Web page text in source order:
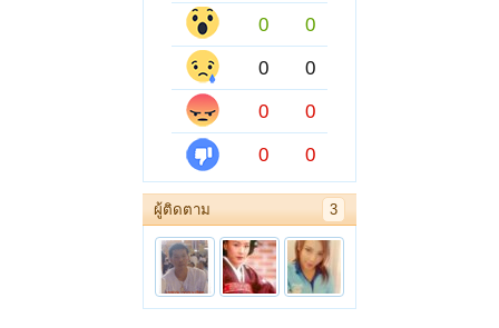
0
0
0
0
0
0
0
0
ผู้ติดตาม 3